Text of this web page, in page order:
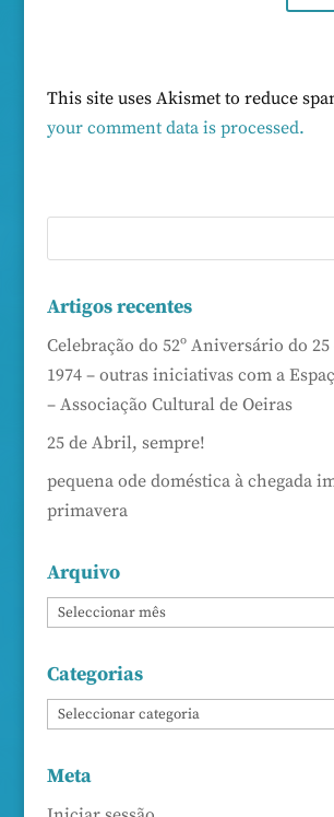
This site uses Akismet to reduce
your comment data is processed.
Artigos recentes
Celebração do 52º Aniversário do
1974 – outras iniciativas com a
– Associação Cultural de Oeiras
25 de Abril, sempre!
pequena ode doméstica à chegada
primavera
Arquivo
Categorias
Meta